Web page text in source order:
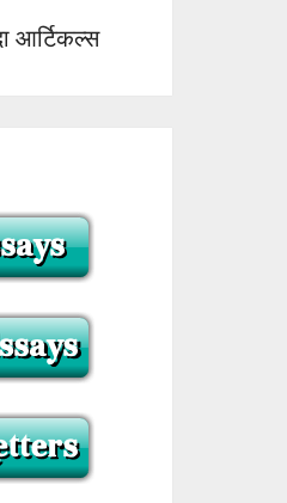
आर्टिकल्स